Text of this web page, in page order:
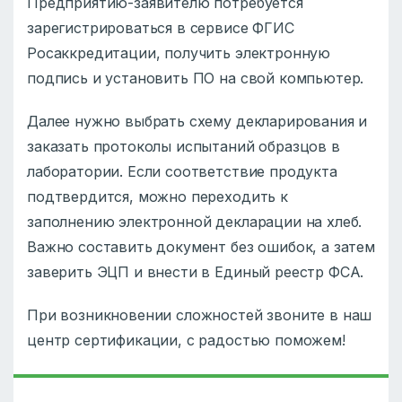
зарегистрироваться в сервисе ФГИС
Росаккредитации, получить электронную
подпись и установить ПО на свой компьютер.
Далее нужно выбрать схему декларирования и
заказать протоколы испытаний образцов в
лаборатории. Если соответствие продукта
подтвердится, можно переходить к
заполнению электронной декларации на хлеб.
Важно составить документ без ошибок, а затем
заверить ЭЦП и внести в Единый реестр ФСА.
При возникновении сложностей звоните в наш
центр сертификации, с радостью поможем!